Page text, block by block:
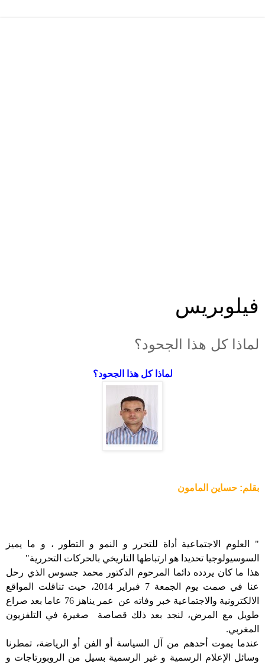
فيلوبريس
لماذا كل هذا الجحود؟
لماذا كل هذا الجحود؟
بقلم: حساين المامون
"
العلوم الاجتماعية أداة للتحرر و النمو و التطور ، و ما يميز
السوسيولوجيا تحديدا هو ارتباطها التاريخي بالحركات التحررية"
هذا ما كان يردده دائما المرحوم الدكتور محمد جسوس الذي رحل
عنا في صمت يوم الجمعة 7 فبراير 2014، حيت تناقلت المواقع
الالكترونية والاجتماعية خبر وفاته عن
عمر يناهز 76 عاما بعد صراع
طويل مع
المرض، لنجد بعد ذلك قصاصة صغيرة في التلفزيون
المغربي.
عندما يموت أحدهم من آل السياسة أو الفن أو الرياضة، تمطرنا
وسائل
الإعلام الرسمية و غير الرسمية بسيل من الروبورتاجات و